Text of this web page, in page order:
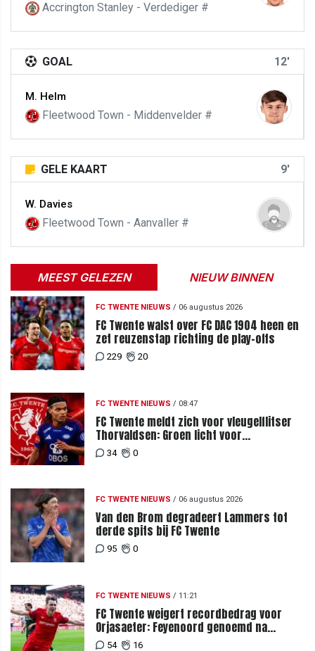
Accrington Stanley - Verdediger #
GOAL 12'
M. Helm
Fleetwood Town - Middenvelder #
GELE KAART 9'
W. Davies
Fleetwood Town - Aanvaller #
MEEST GELEZEN NIEUW BINNEN
FC TWENTE NIEUWS / 06 augustus 2026
FC Twente walst over FC DAC 1904 heen en
zet reuzenstap richting de play-offs
229 20
FC TWENTE NIEUWS / 08:47
FC Twente meldt zich voor vleugelflitser
Thorvaldsen: Groen licht voor
miljoenenbod
34 0
FC TWENTE NIEUWS / 06 augustus 2026
Van den Brom degradeert Lammers tot
derde spits bij FC Twente
95 0
FC TWENTE NIEUWS / 11:21
FC Twente weigert recordbedrag voor
Orjasaeter: Feyenoord genoemd na
megabod
54 16